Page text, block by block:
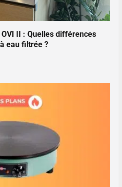
II : Quelles différences
eau filtrée ?